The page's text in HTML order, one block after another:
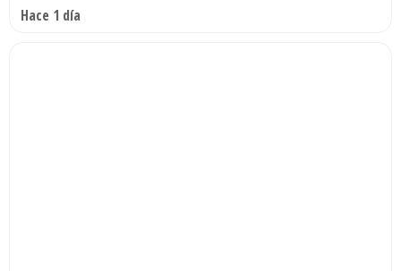
Hace 1 día